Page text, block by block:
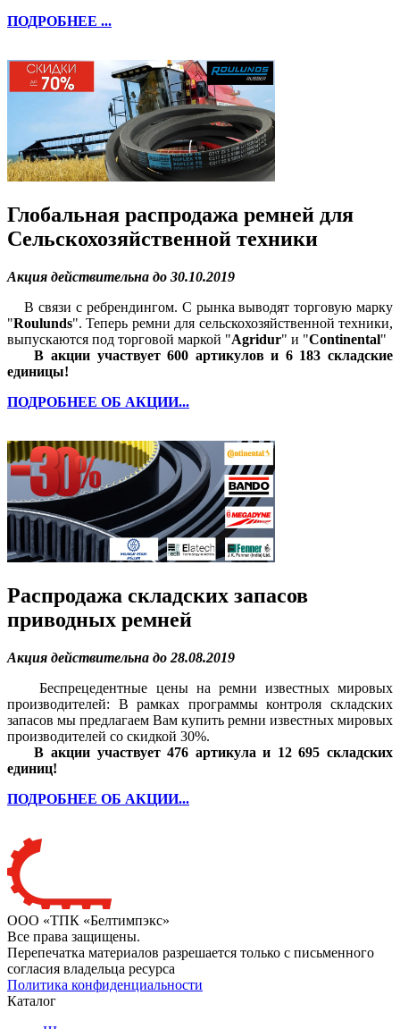
ПОДРОБНЕЕ ...
Глобальная распродажа ремней для
Сельскохозяйственной техники
Акция действительна до 30.10.2019
В связи с ребрендингом. С рынка выводят торговую марку
"Roulunds". Теперь ремни для сельскохозяйственной техники,
выпускаются под торговой маркой "Agridur" и "Continental"
В акции участвует 600 артикулов и 6 183 складские
единицы!
ПОДРОБНЕЕ ОБ АКЦИИ...
Распродажа складских запасов
приводных ремней
Акция действительна до 28.08.2019
Беспрецедентные цены на ремни известных мировых
производителей: В рамках программы контроля складских
запасов мы предлагаем Вам купить ремни известных мировых
производителей со скидкой 30%.
В акции участвует 476 артикула и 12 695 складских
единиц!
ПОДРОБНЕЕ ОБ АКЦИИ...
ООО «ТПК «Белтимпэкс»
Все права защищены.
Перепечатка материалов разрешается только с письменного
согласия владельца ресурса
Политика конфиденциальности
Каталог